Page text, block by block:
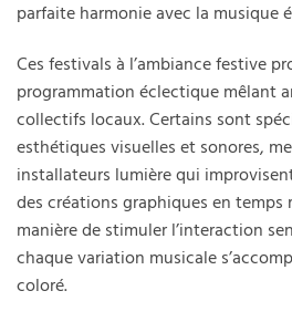
parfaite harmonie avec la musique
Ces festivals à l’ambiance festive
programmation éclectique mêlant
collectifs locaux. Certains sont
esthétiques visuelles et sonores,
installateurs lumière qui
des créations graphiques en temps
manière de stimuler l’interaction
chaque variation musicale
coloré.